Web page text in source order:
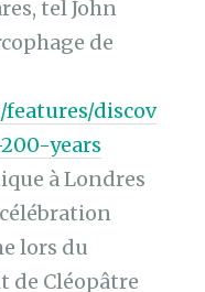
tel John
de
discov
years
à Londres
lors du
de Cléopâtre